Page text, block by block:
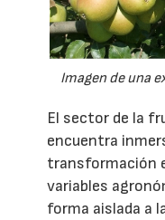
Imagen de una
El sector de la
encuentra
transformación
variables
forma aislada a